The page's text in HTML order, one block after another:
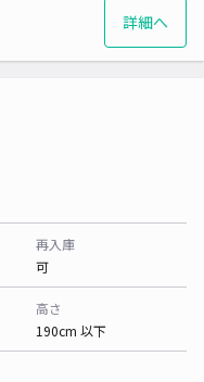
詳細へ
再入庫
可
高さ
190cm 以下